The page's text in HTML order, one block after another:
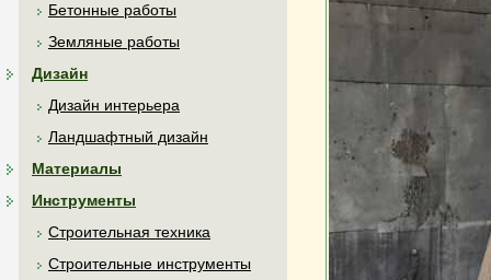
Бетонные работы
Земляные работы
Дизайн
Дизайн интерьера
Ландшафтный дизайн
Материалы
Инструменты
Строительная техника
Строительные инструменты